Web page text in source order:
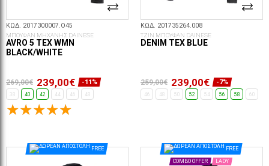
ΚΩΔ. 2017300007.O45
ΜΠΟΥΦΑΝ ΜΗΧΑΝΗΣ DAINESE
AVRO 5 TEX WMN
BLACK/WHITE
269,00€ 239,00€ -11%
38 40 42 44 46 48
ΚΩΔ. 201735264.008
ΤΖΙΝ ΜΠΟΥΦΑΝ DAINESE
DENIM TEX BLUE
259,00€ 239,00€ -7%
46 48 50 52 54 56 58 60
FREE FREE
COMBO OFFER LADY